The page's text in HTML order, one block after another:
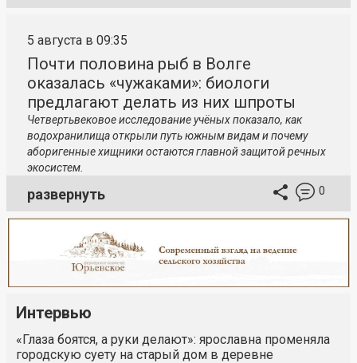
5 августа в 09:35
Почти половина рыб в Волге
оказалась «чужаками»: биологи
предлагают делать из них шпроты
Четвертьвековое исследование учёных показало, как
водохранилища открыли путь южным видам и почему
аборигенные хищники остаются главной защитой речных
экосистем.
развернуть 0
Интервью
«Глаза боятся, а руки делают»: ярославна променяла
городскую суету на старый дом в деревне